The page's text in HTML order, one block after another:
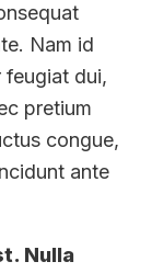
Nam id
feugiat dui,
pretium
congue,
ante
Nulla